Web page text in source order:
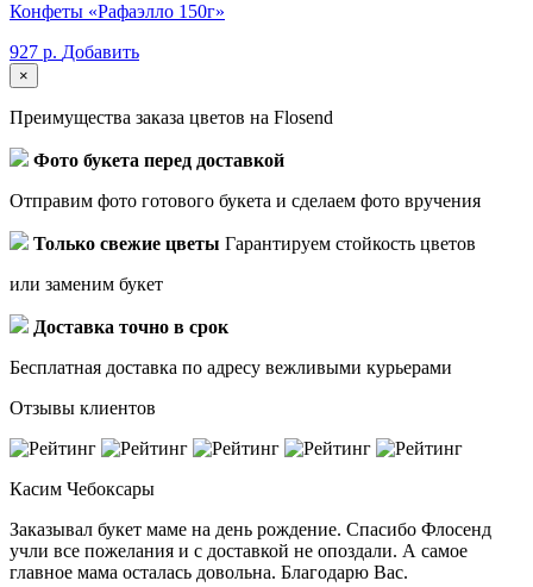
Конфеты «Рафаэлло 150г»
927 р. Добавить
×
Преимущества заказа цветов на Flosend
Фото букета перед доставкой
Отправим фото готового букета и сделаем фото вручения
Только свежие цветы Гарантируем стойкость цветов
или заменим букет
Доставка точно в срок
Бесплатная доставка по адресу вежливыми курьерами
Отзывы клиентов
Касим Чебоксары
Заказывал букет маме на день рождение. Спасибо Флосенд
учли все пожелания и с доставкой не опоздали. А самое
главное мама осталась довольна. Благодарю Вас.